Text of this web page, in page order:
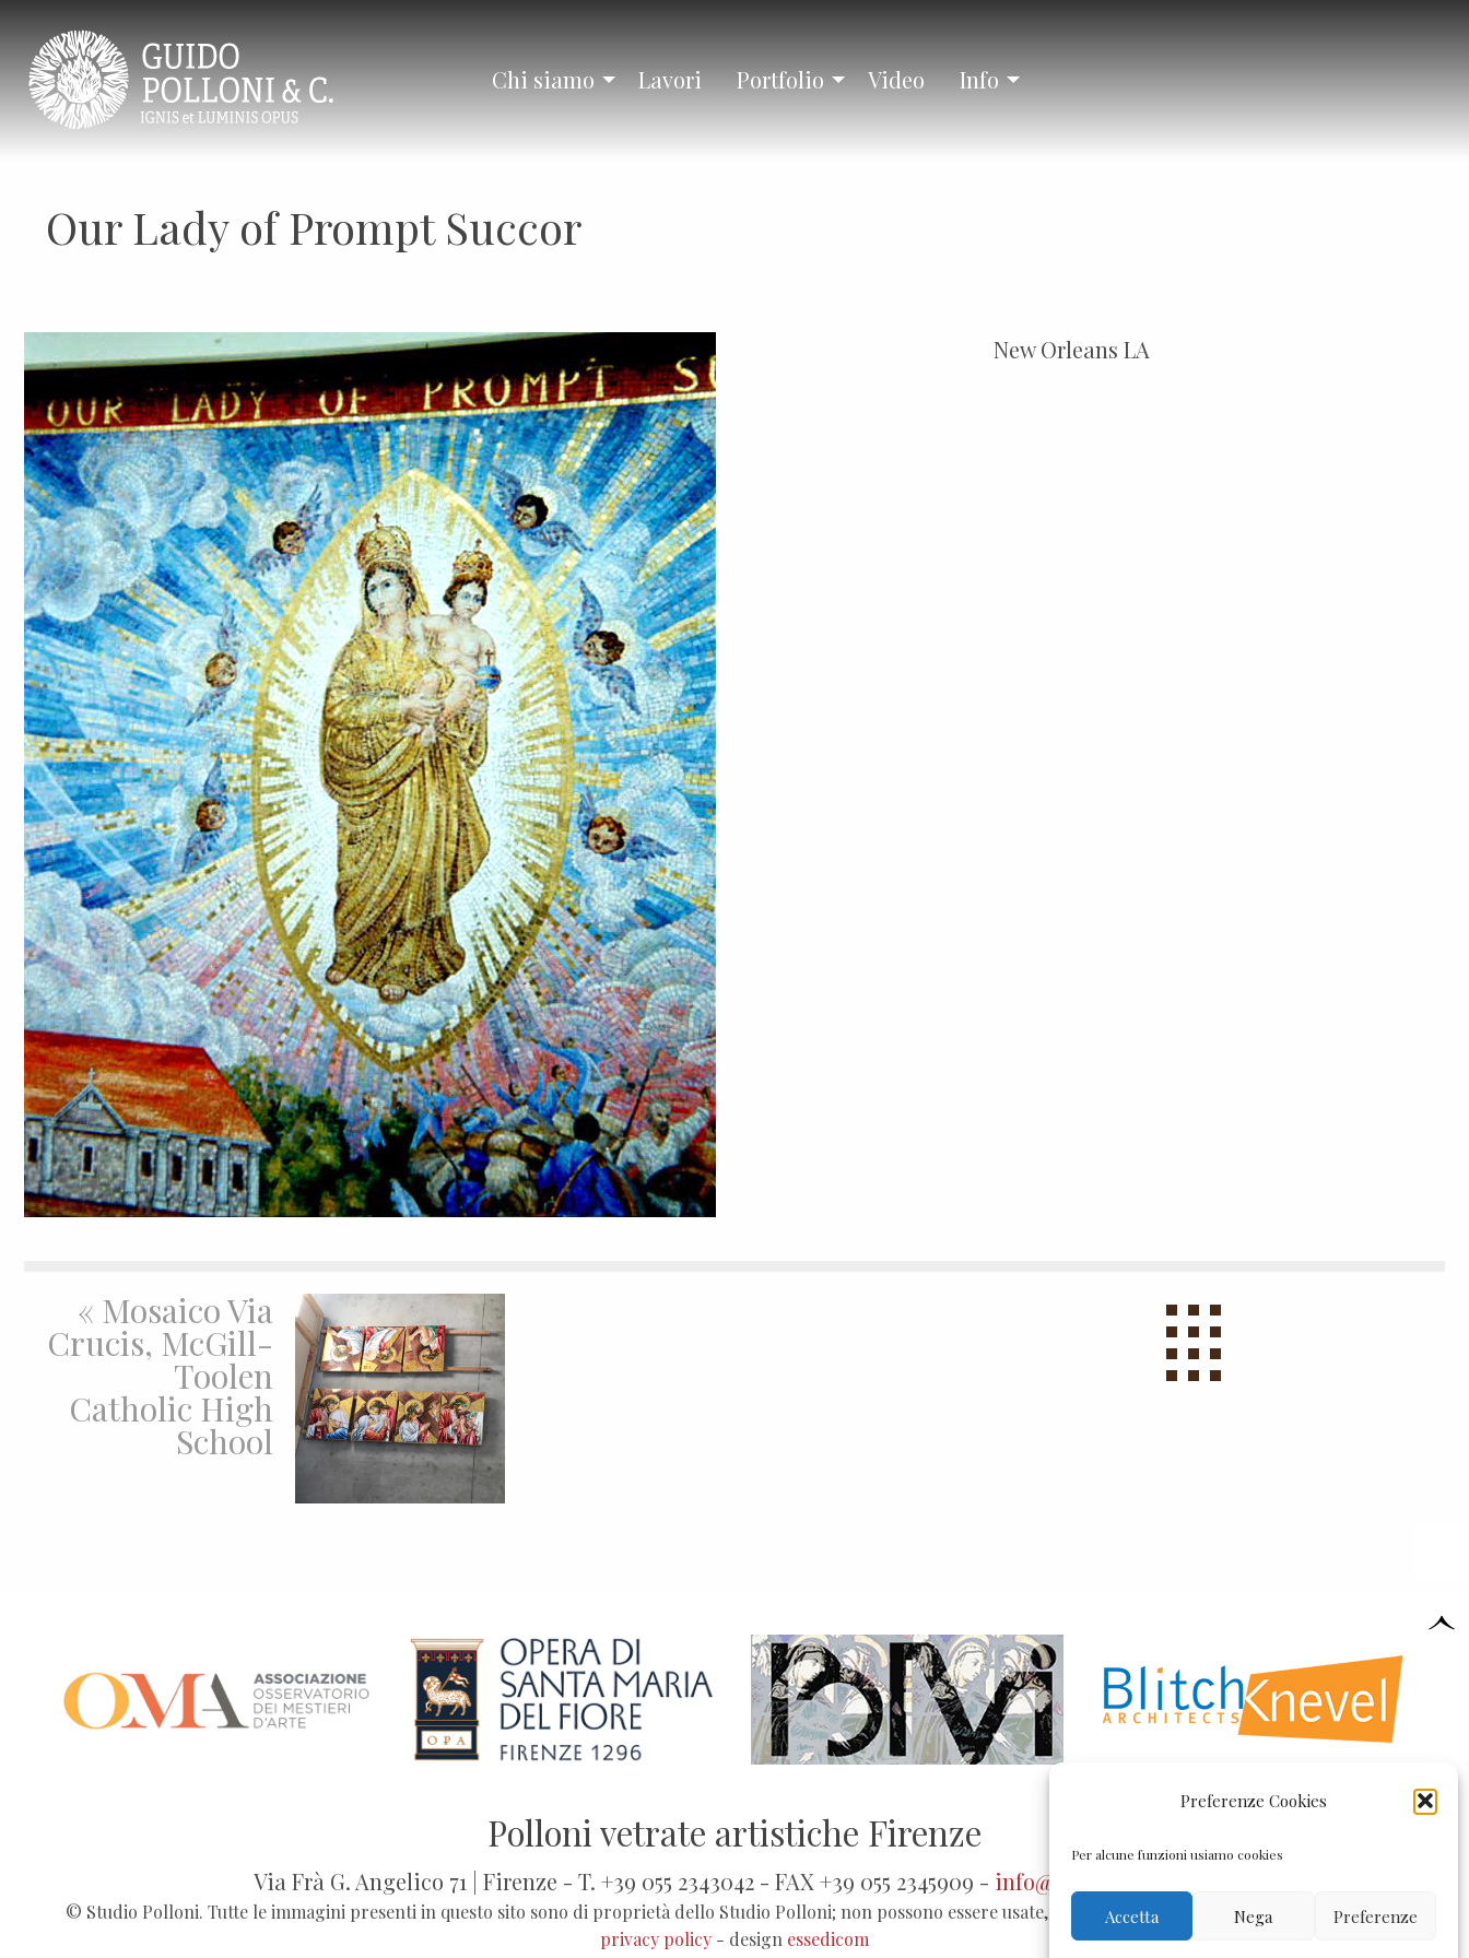
Preferenze Cookies
Per alcune funzioni usiamo cookies
Accetta Nega Preferenze
Chi siamo Lavori Portfolio Video Info
Our Lady of Prompt Succor
New Orleans LA
« Mosaico Via
Crucis, McGill-
Toolen
Catholic High
School
Polloni vetrate artistiche Firenze
Via Frà G. Angelico 71 | Firenze - T. +39 055 2343042 - FAX +39 055 2345909 - info@pollonivetrate.it
© Studio Polloni. Tutte le immagini presenti in questo sito sono di proprietà dello Studio Polloni; non possono essere usate, riprodotte o stampate previa autorizzazione
privacy policy - design essedicom